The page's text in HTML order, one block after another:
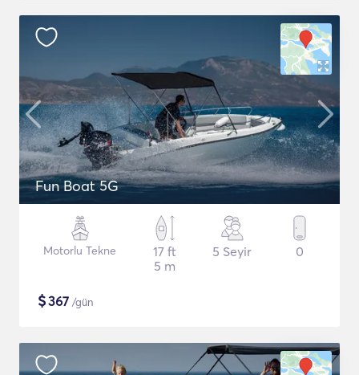
Fun Boat 5G
Motorlu Tekne
17 ft
5 m
5 Seyir 0
$367 /gün